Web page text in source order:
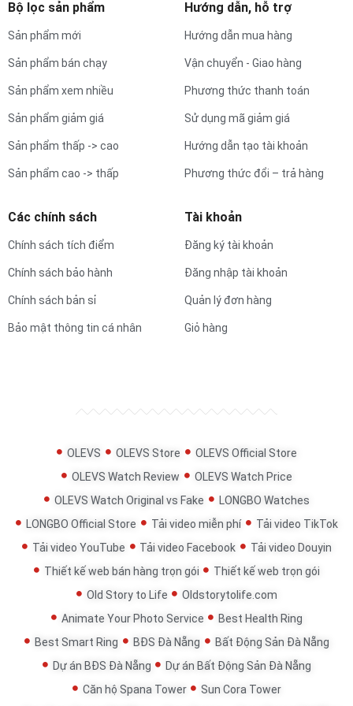
Bộ lọc sản phẩm
Sản phẩm mới
Sản phẩm bán chạy
Sản phẩm xem nhiều
Sản phẩm giảm giá
Sản phẩm thấp -> cao
Sản phẩm cao -> thấp
Hướng dẫn, hỗ trợ
Hướng dẫn mua hàng
Vận chuyển - Giao hàng
Phương thức thanh toán
Sử dụng mã giảm giá
Hướng dẫn tạo tài khoản
Phương thức đổi – trả hàng
Các chính sách
Chính sách tích điểm
Chính sách bảo hành
Chính sách bản sỉ
Bảo mật thông tin cá nhân
Tài khoản
Đăng ký tài khoản
Đăng nhập tài khoản
Quản lý đơn hàng
Giỏ hàng
OLEVS OLEVS Store
OLEVS Official Store
OLEVS Watch Review
OLEVS Watch Price
OLEVS Watch Original vs Fake
LONGBO Watches
LONGBO Official Store
Tải video miễn phí
Tải video TikTok
Tải video YouTube
Tải video Facebook
Tải video Douyin
Thiết kế web bán hàng trọn gói
Thiết kế web trọn gói
Old Story to Life
Oldstorytolife.com
Animate Your Photo Service
Best Health Ring
Best Smart Ring
BĐS Đà Nẵng
Bất Động Sản Đà Nẵng
Dự án BĐS Đà Nẵng
Dự án Bất Động Sản Đà Nẵng
Căn hộ Spana Tower
Sun Cora Tower